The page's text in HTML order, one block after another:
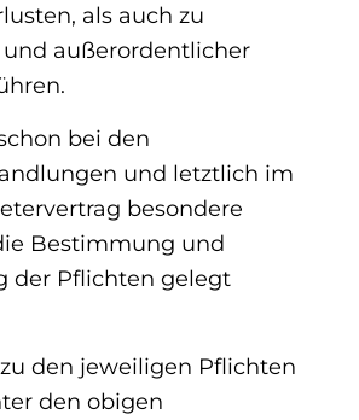
als auch zu
außerordentlicher
bei den
und letztlich im
besondere
Bestimmung und
der Pflichten gelegt
den jeweiligen Pflichten
den obigen